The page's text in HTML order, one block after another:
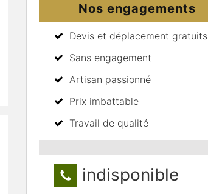
Nos engagements
Devis et déplacement gratuits
Sans engagement
Artisan passionné
Prix imbattable
Travail de qualité
indisponible